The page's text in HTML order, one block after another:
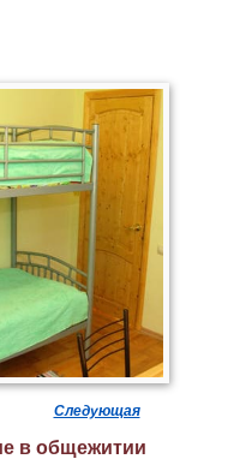
Следующая
в общежитии